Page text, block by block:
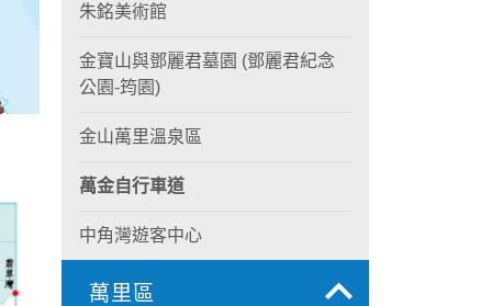
朱銘美術館
金寶山與鄧麗君墓園 (鄧麗君紀念
公園-筠園)
金山萬里溫泉區
萬金自行車道
中角灣遊客中心
萬里區